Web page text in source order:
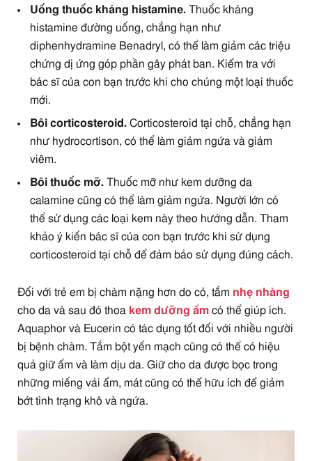
Uống thuốc kháng histamine. Thuốc kháng
histamine đường uống, chẳng hạn như
diphenhydramine Benadryl, có thể làm giảm các triệu
chứng dị ứng góp phần gây phát ban. Kiểm tra với
bác sĩ của con bạn trước khi cho chúng một loại thuốc
mới.
Bôi corticosteroid. Corticosteroid tại chỗ, chẳng hạn
như hydrocortison, có thể làm giảm ngứa và giảm
viêm.
Bôi thuốc mỡ. Thuốc mỡ như kem dưỡng da
calamine cũng có thể làm giảm ngứa. Người lớn có
thể sử dụng các loại kem này theo hướng dẫn. Tham
khảo ý kiến ​​​​bác sĩ của con bạn trước khi sử dụng
corticosteroid tại chỗ để đảm bảo sử dụng đúng cách.
Đối với trẻ em bị chàm nặng hơn do cỏ, tắm nhẹ nhàng
cho da và sau đó thoa kem dưỡng ẩm có thể giúp ích.
Aquaphor và Eucerin có tác dụng tốt đối với nhiều người
bị bệnh chàm. Tắm bột yến mạch cũng có thể có hiệu
quả giữ ẩm và làm dịu da. Giữ cho da được bọc trong
những miếng vải ẩm, mát cũng có thể hữu ích để giảm
bớt tình trạng khô và ngứa.